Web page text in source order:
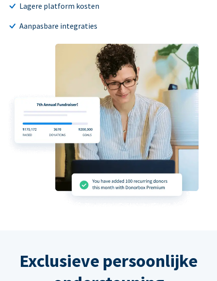
Lagere platform kosten
Aanpasbare integraties
Exclusieve persoonlijke